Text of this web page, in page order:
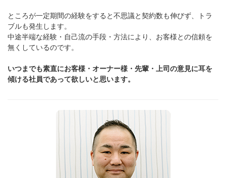
ところが一定期間の経験をすると不思議と契約数も伸びず、トラ
ブルも発生します。
中途半端な経験・自己流の手段・方法により、お客様との信頼を
無くしているのです。
いつまでも素直にお客様・オーナー様・先輩・上司の意見に耳を
傾ける社員であって欲しいと思います。